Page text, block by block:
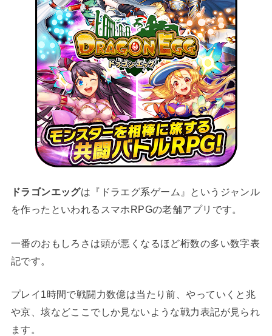
ドラゴンエッグは『ドラエグ系ゲーム』というジャンル
を作ったといわれるスマホRPGの老舗アプリです。
一番のおもしろさは頭が悪くなるほど桁数の多い数字表
記です。
プレイ1時間で戦闘力数億は当たり前、やっていくと兆
や京、垓などここでしか見ないような戦力表記が見られ
ます。